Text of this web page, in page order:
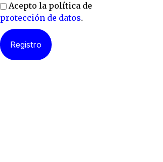
Acepto la política de
protección de datos.